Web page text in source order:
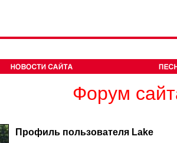
Форум
Профиль пользователя Lake